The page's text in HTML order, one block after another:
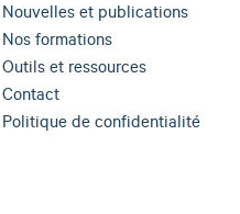
Nouvelles et publications
Nos formations
Outils et ressources
Contact
Politique de confidentialité